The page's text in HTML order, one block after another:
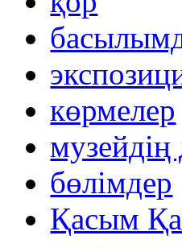
көрмелер
бөлімдер
Қасым